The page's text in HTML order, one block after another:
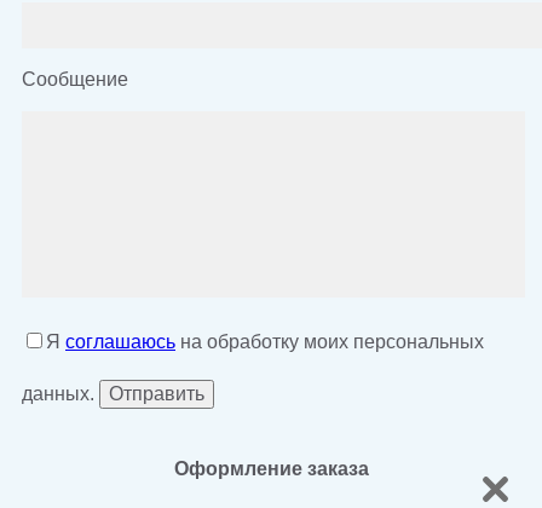
Сообщение
Я соглашаюсь на обработку моих персональных
данных.
Оформление заказа